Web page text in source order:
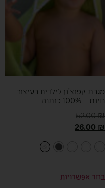
מגבת קפוצ’ון לילדים בעיצוב
חיות – 100% כותנה
52.00₪
26.00 ₪
בחר אפשרויות